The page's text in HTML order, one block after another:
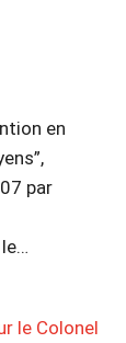
en
par
le Colonel